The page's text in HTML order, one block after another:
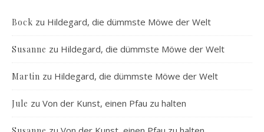
Bock zu Hildegard, die dümmste Möwe der Welt
Susanne zu Hildegard, die dümmste Möwe der Welt
Martin zu Hildegard, die dümmste Möwe der Welt
Jule zu Von der Kunst, einen Pfau zu halten